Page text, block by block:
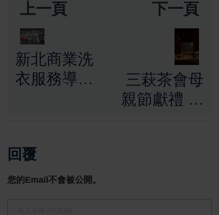
上一頁
新北商業洗
衣服務導入
織品清洗
下一頁
三萩茶會母
親節獻禮 遠
回覆
您的Email不會被公開。